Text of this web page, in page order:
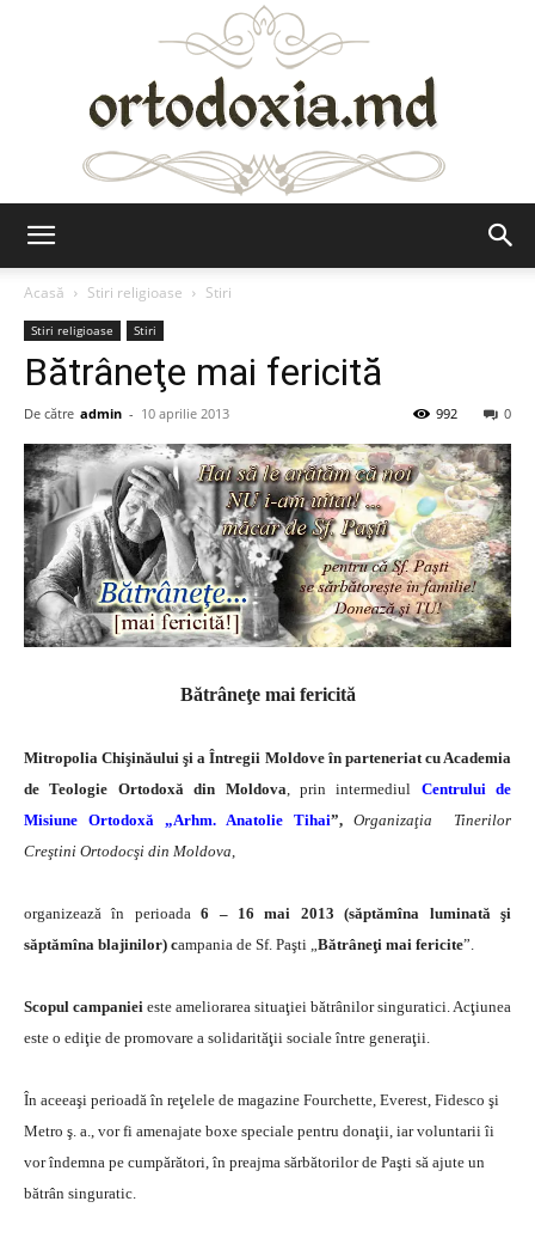
Acasă
Stiri religioase Stiri
Stiri religioase Stiri
Bătrâneţe mai fericită
De către admin - 10 aprilie 2013 0
992
Bătrâneţe mai fericită
Mitropolia Chişinăului şi a Întregii Moldove în parteneriat cu Academia
de Teologie Ortodoxă din Moldova , prin intermediul Centrului de
Misiune Ortodoxă „Arhm. Anatolie Tihai”, Organizaţia Tinerilor
Creştini Ortodocşi din Moldova
organizează în perioada6 – 16 mai 2013 (săptămîna luminată şi
săptămîna blajinilor) campania de Sf. Paşti „ Bătrâneţi mai fericite”.
Scopul campaniei este ameliorarea situaţiei bătrânilor singuratici. Acţiunea
este o ediţie de promovare a solidarităţii sociale între generaţii.
În aceeaşi perioadă în reţelele de magazine Fourchette, Everest, Fidesco şi
Metro ş. a., vor fi amenajate boxe speciale pentru donaţii, iar voluntarii îi
vor îndemna pe cumpărători, în preajma sărbătorilor de Paşti să ajute un
bătrân singuratic.